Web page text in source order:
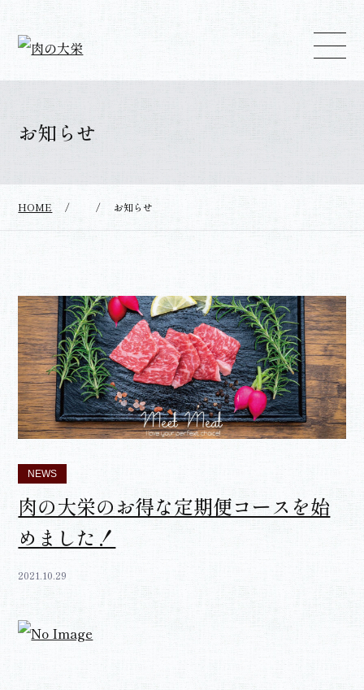
お知らせ
HOME / / お知らせ
NEWS
肉の大栄のお得な定期便コースを始
めました！
2021.10.29